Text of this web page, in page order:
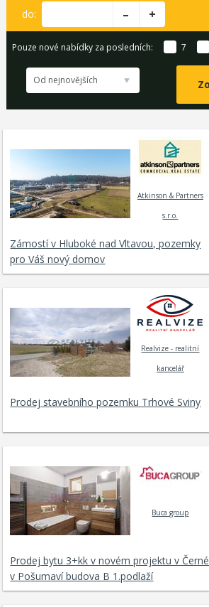
do: – +
Pouze nové nabídky za posledních: 7
Od nejnovějších
Atkinson & Partners
s.r.o.
Zámostí v Hluboké nad Vltavou, pozemky
pro Váš nový domov
Realvize - realitní
kancelář
Prodej stavebního pozemku Trhové Sviny
Buca group
Prodej bytu 3+kk v novém projektu v Černé
v Pošumaví budova B 1.podlaží